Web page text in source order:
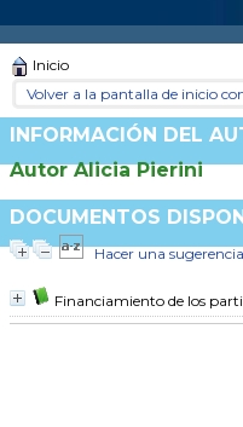
Inicio
Volver a la pantalla de inicio
INFORMACIÓN DEL
Autor Alicia Pierini
DOCUMENTOS
Hacer una sugerencia
Financiamiento de los